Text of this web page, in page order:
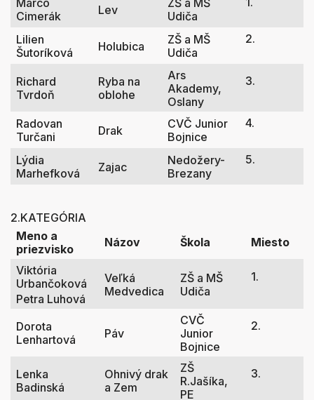
Marco
Cimerák
Lev
ZŠ a MŠ
Udiča
Lilien
Šutoríková
Holubica
ZŠ a MŠ
Udiča
2.
Richard
Tvrdoň
Ryba na
oblohe
Ars
Akademy,
Oslany
3.
Radovan
Turčani
Drak
CVČ Junior
Bojnice
4.
Lýdia
Marhefková
Zajac
Nedožery-
Brezany
5.
2.KATEGÓRIA
Meno a
priezvisko
Názov Škola
Miesto
Viktória
Urbančoková
Petra Luhová
Veľká
Medvedica
ZŠ a MŠ
Udiča
1.
Dorota
Lenhartová
Páv
CVČ
Junior
Bojnice
2.
Lenka
Badinská
Ohnivý drak
a Zem
ZŠ
R.Jašíka,
PE
3.